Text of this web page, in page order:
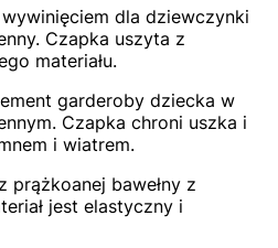
dla dziewczynki
Czapka uszyta z
materiału.
garderoby dziecka w
Czapka chroni uszka i
i wiatrem.
prążkoanej bawełny z
jest elastyczny i